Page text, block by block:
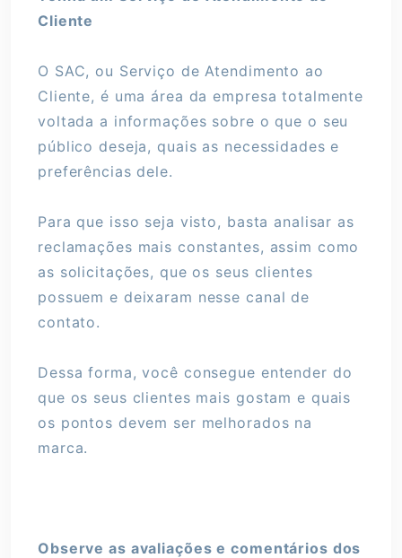
Cliente
O SAC, ou Serviço de Atendimento ao
Cliente, é uma área da empresa totalmente
voltada a informações sobre o que o seu
público deseja, quais as necessidades e
preferências dele.
Para que isso seja visto, basta analisar as
reclamações mais constantes, assim como
as solicitações, que os seus clientes
possuem e deixaram nesse canal de
contato.
Dessa forma, você consegue entender do
que os seus clientes mais gostam e quais
os pontos devem ser melhorados na
marca.
Observe as avaliações e comentários dos